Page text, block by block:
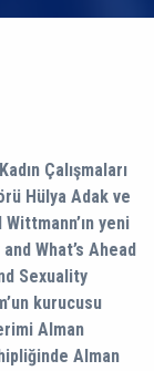
Çalışmaları
Hülya Adak ve
yeni
What’s Ahead
Sexuality
kurucusu
Alman
Alman